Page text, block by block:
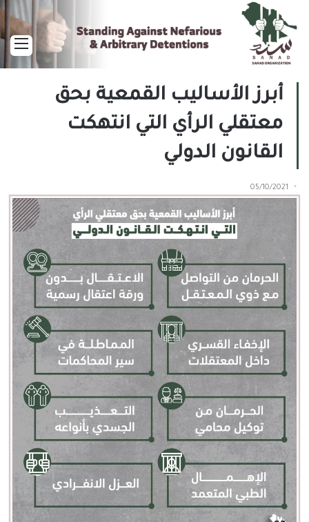
أبرز الأساليب القمعية بحق
معتقلي الرأي التي انتهكت
القانون الدولي
05/10/2021